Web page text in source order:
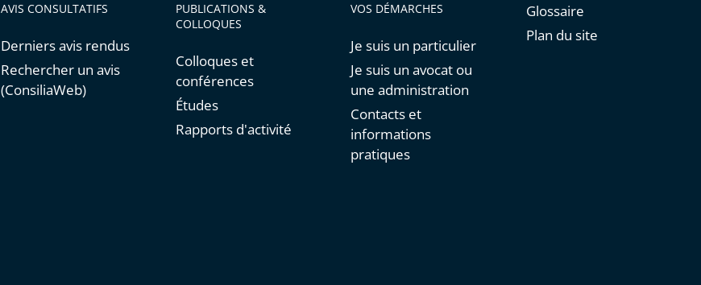
AVIS CONSULTATIFS
Derniers avis rendus
Rechercher un avis
(ConsiliaWeb)
PUBLICATIONS &
COLLOQUES
Colloques et
conférences
Études
Rapports d'activité
VOS DÉMARCHES
Je suis un particulier
Je suis un avocat ou
une administration
Contacts et
informations
pratiques
Glossaire
Plan du site